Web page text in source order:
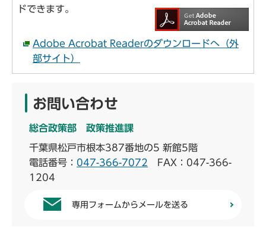
ドできます。
Adobe Acrobat Readerのダウンロードへ（外
部サイト）
お問い合わせ
総合政策部 政策推進課
千葉県松戸市根本387番地の5 新館5階
電話番号： 047-366-7072 FAX：047-366-
1204
専用フォームからメールを送る